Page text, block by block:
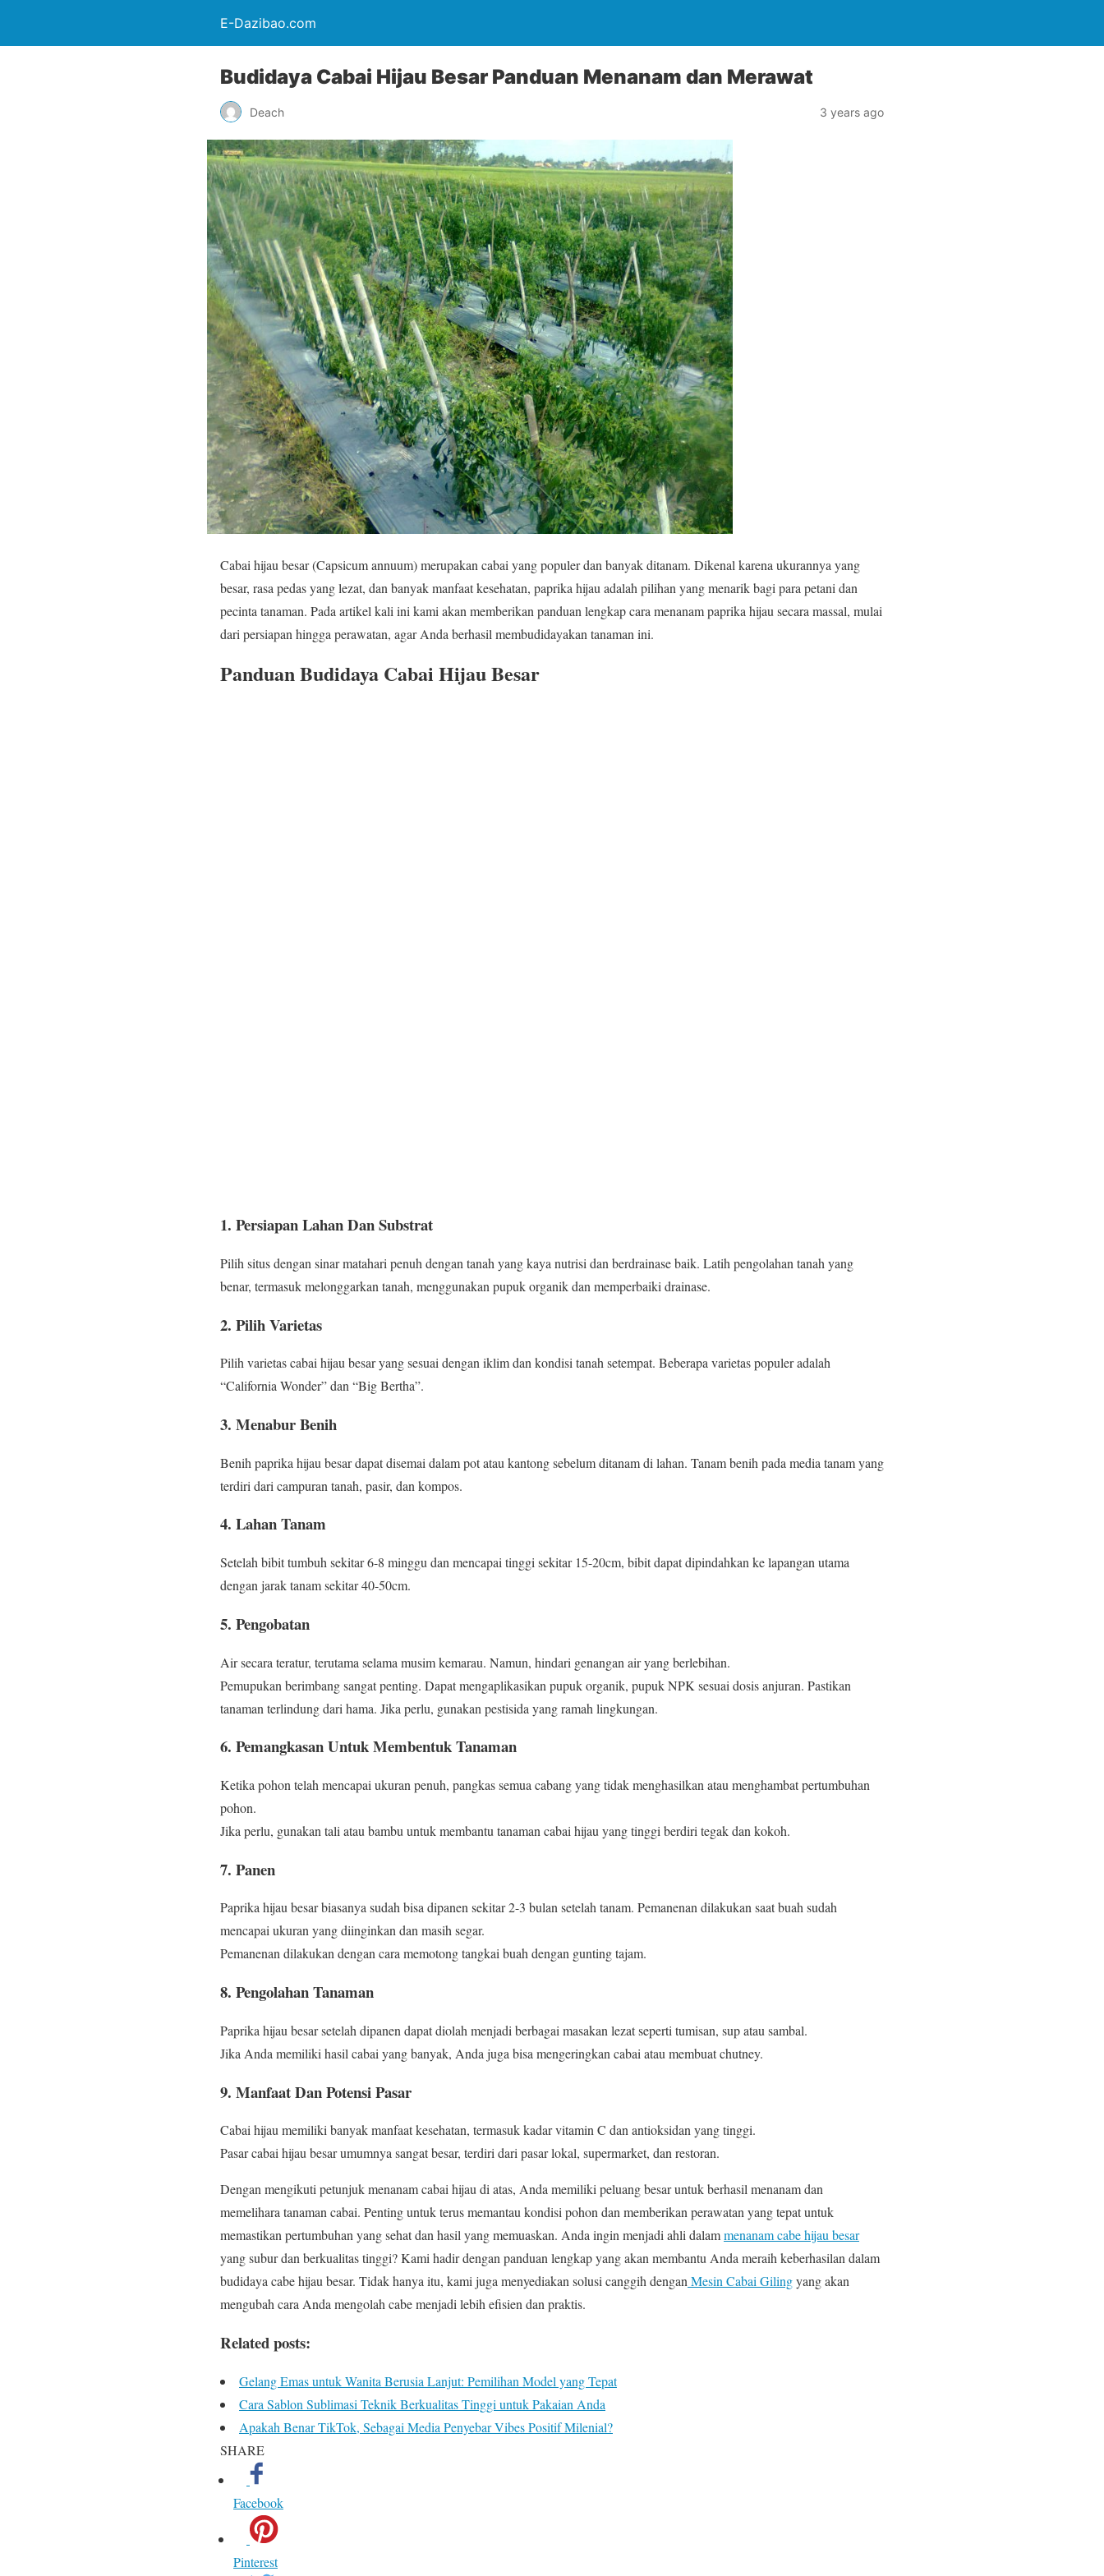
E-Dazibao.com
Budidaya Cabai Hijau Besar Panduan Menanam dan Merawat
Deach 3 years ago
Cabai hijau besar (Capsicum annuum) merupakan cabai yang populer dan banyak ditanam. Dikenal karena ukurannya yang
besar, rasa pedas yang lezat, dan banyak manfaat kesehatan, paprika hijau adalah pilihan yang menarik bagi para petani dan
pecinta tanaman. Pada artikel kali ini kami akan memberikan panduan lengkap cara menanam paprika hijau secara massal, mulai
dari persiapan hingga perawatan, agar Anda berhasil membudidayakan tanaman ini.
Panduan Budidaya Cabai Hijau Besar
1. Persiapan Lahan Dan Substrat
Pilih situs dengan sinar matahari penuh dengan tanah yang kaya nutrisi dan berdrainase baik. Latih pengolahan tanah yang
benar, termasuk melonggarkan tanah, menggunakan pupuk organik dan memperbaiki drainase.
2. Pilih Varietas
Pilih varietas cabai hijau besar yang sesuai dengan iklim dan kondisi tanah setempat. Beberapa varietas populer adalah
“California Wonder” dan “Big Bertha”.
3. Menabur Benih
Benih paprika hijau besar dapat disemai dalam pot atau kantong sebelum ditanam di lahan. Tanam benih pada media tanam yang
terdiri dari campuran tanah, pasir, dan kompos.
4. Lahan Tanam
Setelah bibit tumbuh sekitar 6-8 minggu dan mencapai tinggi sekitar 15-20cm, bibit dapat dipindahkan ke lapangan utama
dengan jarak tanam sekitar 40-50cm.
5. Pengobatan
Air secara teratur, terutama selama musim kemarau. Namun, hindari genangan air yang berlebihan.
Pemupukan berimbang sangat penting. Dapat mengaplikasikan pupuk organik, pupuk NPK sesuai dosis anjuran. Pastikan
tanaman terlindung dari hama. Jika perlu, gunakan pestisida yang ramah lingkungan.
6. Pemangkasan Untuk Membentuk Tanaman
Ketika pohon telah mencapai ukuran penuh, pangkas semua cabang yang tidak menghasilkan atau menghambat pertumbuhan
pohon.
Jika perlu, gunakan tali atau bambu untuk membantu tanaman cabai hijau yang tinggi berdiri tegak dan kokoh.
7. Panen
Paprika hijau besar biasanya sudah bisa dipanen sekitar 2-3 bulan setelah tanam. Pemanenan dilakukan saat buah sudah
mencapai ukuran yang diinginkan dan masih segar.
Pemanenan dilakukan dengan cara memotong tangkai buah dengan gunting tajam.
8. Pengolahan Tanaman
Paprika hijau besar setelah dipanen dapat diolah menjadi berbagai masakan lezat seperti tumisan, sup atau sambal.
Jika Anda memiliki hasil cabai yang banyak, Anda juga bisa mengeringkan cabai atau membuat chutney.
9. Manfaat Dan Potensi Pasar
Cabai hijau memiliki banyak manfaat kesehatan, termasuk kadar vitamin C dan antioksidan yang tinggi.
Pasar cabai hijau besar umumnya sangat besar, terdiri dari pasar lokal, supermarket, dan restoran.
Dengan mengikuti petunjuk menanam cabai hijau di atas, Anda memiliki peluang besar untuk berhasil menanam dan
memelihara tanaman cabai. Penting untuk terus memantau kondisi pohon dan memberikan perawatan yang tepat untuk
memastikan pertumbuhan yang sehat dan hasil yang memuaskan. Anda ingin menjadi ahli dalammenanam cabe hijau besar
yang subur dan berkualitas tinggi? Kami hadir dengan panduan lengkap yang akan membantu Anda meraih keberhasilan dalam
budidaya cabe hijau besar. Tidak hanya itu, kami juga menyediakan solusi canggih denganMesin Cabai Gilingyang akan
mengubah cara Anda mengolah cabe menjadi lebih efisien dan praktis.
Related posts:
Gelang Emas untuk Wanita Berusia Lanjut: Pemilihan Model yang Tepat
Cara Sablon Sublimasi Teknik Berkualitas Tinggi untuk Pakaian Anda
Apakah Benar TikTok, Sebagai Media Penyebar Vibes Positif Milenial?
SHARE
Facebook
Pinterest